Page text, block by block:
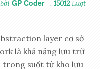
bởiGP Coder .15012Lượt
layer cơ sở
là khả năng lưu trữ
trong suốt từ kho lưu